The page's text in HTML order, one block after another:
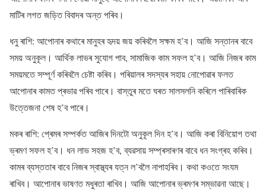
মাটিৰ লগত জড়িত বিবাদৰ অন্ত পৰিব।
ধনু ৰাশি: আপোনাৰ কথাৰে মানুহৰ হৃদয় জয় কৰিবলৈ সক্ষম হ’ব। আজি সন্তানৰ বাবে
সময় অনুকূল। আৰ্থিক লাভৰ সুযোগ পাব, সামাজিক কাম সফল হ’ব। আজি নিজৰ কাম
সময়মতে সম্পূৰ্ণ কৰিবলৈ চেষ্টা কৰিব। পৰিয়ালৰ সদস্যৰ সহায় নোপোৱাৰ ফলত
আপোনাৰ কামত প্ৰভাৱ পৰিব পাৰে। বাস্তুৰ মতে ঘৰত সালসলনি কৰিলে পাৰিবাৰিক
উত্তেজনা শেষ হ’ব পাৰে।
মকৰ ৰাশি: প্ৰেমৰ সম্পৰ্কত আজিৰ দিনটো অনুকূল দিন হ’ব। আজি কৰা বিনিয়োগ তথা
ভ্ৰমণ সফল হ’ব। ধন লাভ সহজ হ’ব, ব্যৱসায় সম্প্ৰসাৰণৰ বাবে ধন সংগ্ৰহ কৰিব।
কামৰ ব্যস্ততাৰ বাবে নিজৰ স্বাস্থ্যৰ যত্ন ল’বলৈ নাপাহৰিব। কথা কওতে সংযম
ৰাখিব। আপোনাৰ ভাষণত মধুৰতা ৰাখিব। আজি আপোনাৰ ভ্ৰমণৰ সম্ভাৱনা আছে।